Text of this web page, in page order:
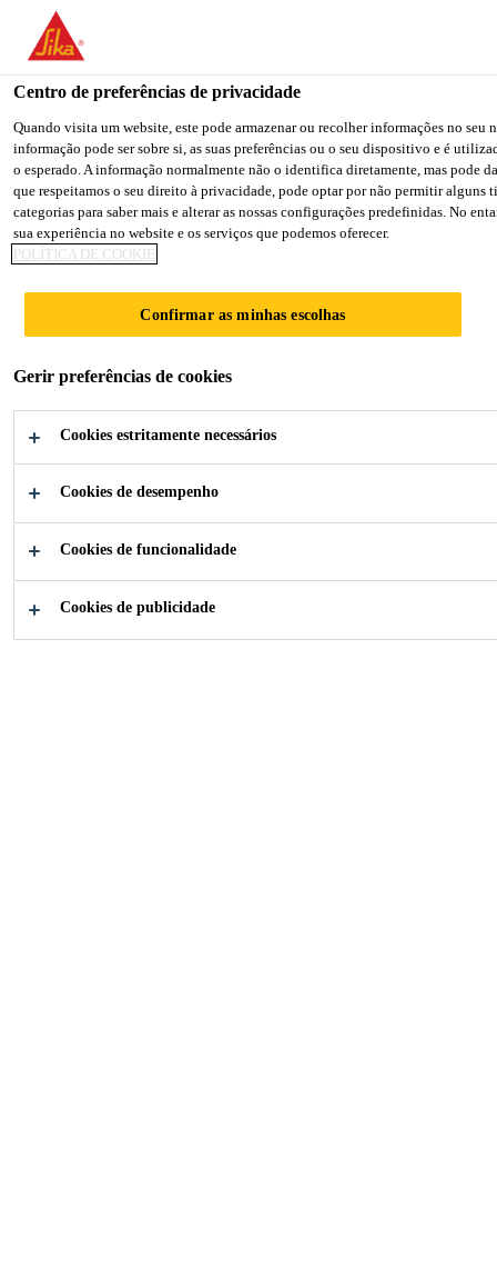
You are accessing "Sika Portugal", it seems you are accessing it
for your country.
TO SIKA USA STAY ON THE SIKA PORTUGAL
Sika Portugal
HOSPITAL
CANTONAL,
AARAU
Como o podemos ajudar?
Centro de preferências de privacidade
Quando visita um website, este pode armazenar ou recolher informações no
informação pode ser sobre si, as suas preferências ou o seu dispositivo e é
o esperado. A informação normalmente não o identifica diretamente, mas pode
que respeitamos o seu direito à privacidade, pode optar por não permitir alguns
categorias para saber mais e alterar as nossas configurações predefinidas. No
sua experiência no website e os serviços que podemos oferecer.
POLÍTICA DE COOKIE
Confirmar as minhas escolhas
Gerir preferências de cookies
Cookies estritamente necessários
Cookies de desempenho
Cookies de funcionalidade
Cookies de publicidade